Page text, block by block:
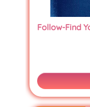
Follow-Find